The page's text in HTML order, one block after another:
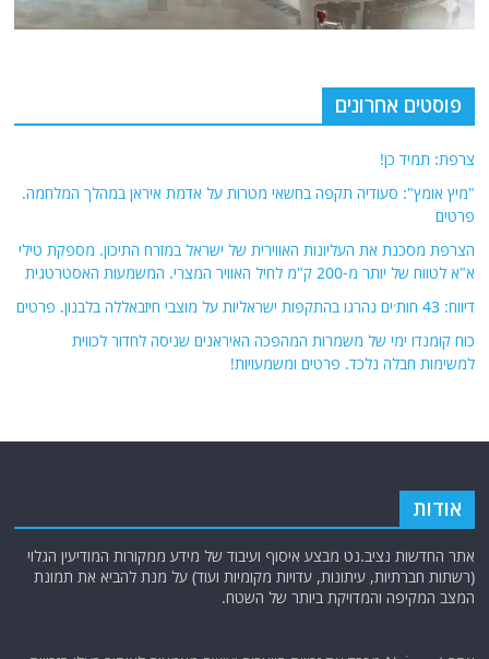
"מיץ אומץ": סעודיה תקפה בחשאי מטרות על אדמת איראן במהלך המלחמה.
פרטים
א"א לטווח של יותר מ-200 ק"מ לחיל האוויר המצרי. המשמעות האסטרטגית
דיווח: 43 חות׳ים נהרגו בהתקפות ישראליות על מוצבי חיזבאללה בלבנון. פרטים
כוח קומנדו ימי של משמרות המהפכה האיראנים שניסה לחדור לכווית
אתר החדשות נציב.נט מבצע איסוף ועיבוד של מידע ממקורות המודיעין הגלוי
ביצירות הכלולות בכתבות. אם זיהית יצירה שאתה בעל הזכויות בה ואתה מעוניין
להסירה מהכתבה, אנא פנה אלינולמייל
תגיות קטגוריות